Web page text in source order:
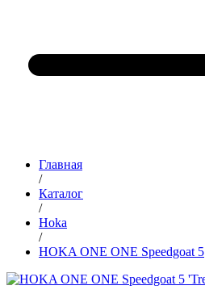
Главная
/
Каталог
/
Hoka
/
HOKA ONE ONE Speedgoat 5